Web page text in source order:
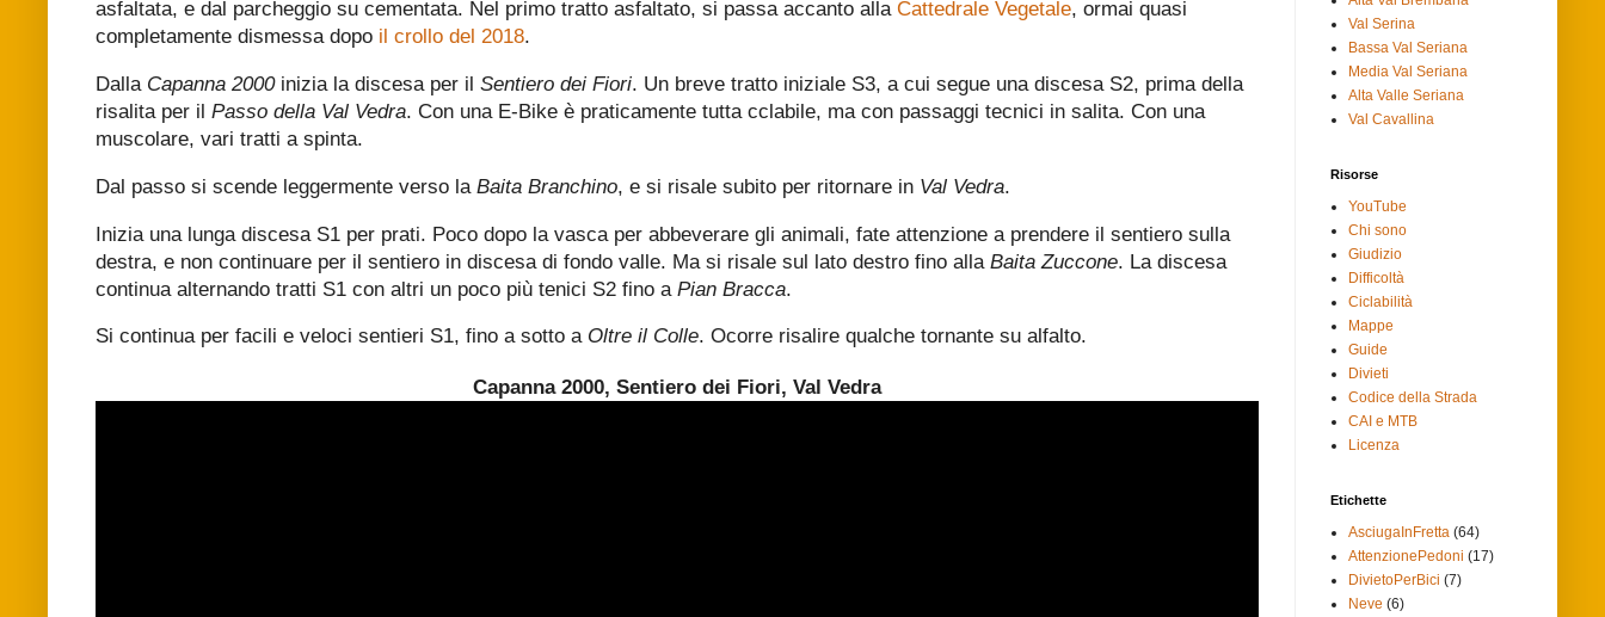
asfaltata, e dal parcheggio su cementata. Nel primo tratto asfaltato, si passa accanto alla Cattedrale Vegetale, ormai quasi
completamente dismessa dopo il crollo del 2018.
Dalla Capanna 2000inizia la discesa per il Sentiero dei Fiori. Un breve tratto iniziale S3, a cui segue una discesa S2, prima della
risalita per il Passo della Val Vedra. Con una E-Bike è praticamente tutta cclabile, ma con passaggi tecnici in salita. Con una
muscolare, vari tratti a spinta.
Dal passo si scende leggermente verso la Baita Branchino, e si risale subito per ritornare in Val Vedra.
Inizia una lunga discesa S1 per prati. Poco dopo la vasca per abbeverare gli animali, fate attenzione a prendere il sentiero sulla
destra, e non continuare per il sentiero in discesa di fondo valle. Ma si risale sul lato destro fino alla Baita Zuccone. La discesa
continua alternando tratti S1 con altri un poco più tenici S2 fino a Pian Bracca.
Si continua per facili e veloci sentieri S1, fino a sotto a Oltre il Colle. Ocorre risalire qualche tornante su alfalto.
Capanna 2000, Sentiero dei Fiori, Val Vedra
Val Serina
Bassa Val Seriana
Media Val Seriana
Alta Valle Seriana
Val Cavallina
Risorse
YouTube
Chi sono
Giudizio
Difficoltà
Ciclabilità
Mappe
Guide
Divieti
Codice della Strada
CAI e MTB
Licenza
Etichette
AsciugaInFretta (64)
AttenzionePedoni (17)
DivietoPerBici (7)
Neve (6)